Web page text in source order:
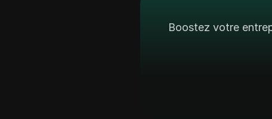
Boostez votre